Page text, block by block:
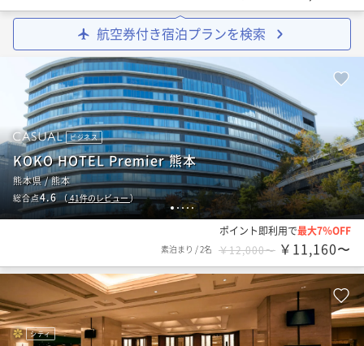
航空券付き宿泊プランを検索
1 2345
ビジネス
KOKO HOTEL Premier 熊本
熊本県 / 熊本
総合点4.6 （41件のレビュー）
ポイント即利用で最大7％OFF
素泊まり /2名 ￥12,000〜 ￥11,160〜
シティ